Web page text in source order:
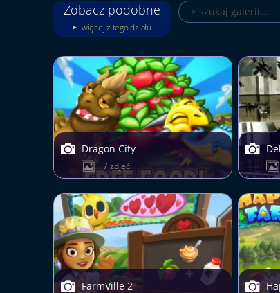
Zobacz podobne
więcej z tego działu
Dragon City
7 zdjęć
FarmVille 2